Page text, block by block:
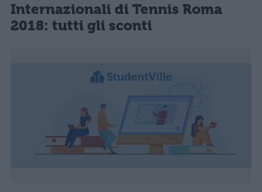
Internazionali di Tennis Roma
2018: tutti gli sconti